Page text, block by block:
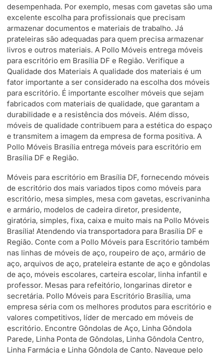
desempenhada. Por exemplo, mesas com gavetas são uma
excelente escolha para profissionais que precisam
armazenar documentos e materiais de trabalho. Já
prateleiras são adequadas para quem precisa armazenar
livros e outros materiais. A Pollo Móveis entrega móveis
para escritório em Brasília DF e Região. Verifique a
Qualidade dos Materiais A qualidade dos materiais é um
fator importante a ser considerado na escolha dos móveis
para escritório. É importante escolher móveis que sejam
fabricados com materiais de qualidade, que garantam a
durabilidade e a resistência dos móveis. Além disso,
móveis de qualidade contribuem para a estética do espaço
e transmitem a imagem da empresa de forma positiva. A
Pollo Móveis Brasília entrega móveis para escritório em
Brasília DF e Região.
Móveis para escritório em Brasília DF, fornecendo móveis
de escritório dos mais variados tipos como móveis para
escritório, mesa simples, mesa com gavetas, escrivaninha
e armário, modelos de cadeira diretor, presidente,
giratória, simples, fixa, caixa e muito mais na Pollo Móveis
Brasília! Atendendo via transportadora para Brasília DF e
Região. Conte com a Pollo Móveis para Escritório também
nas linhas de móveis de aço, roupeiro de aço, armário de
aço, arquivos de aço, prateleira estante de aço e gôndolas
de aço, móveis escolares, carteira escolar, linha infantil e
professor. Mesas para refeitório, longarinas diretor e
secretária. Pollo Móveis para Escritório Brasília, uma
empresa séria com os melhores produtos para escritório e
valores competitivos, líder de mercado em móveis de
escritório. Encontre Gôndolas de Aço, Linha Gôndola
Parede, Linha Ponta de Gôndolas, Linha Gôndola Centro,
Linha Farmácia e Linha Gôndola de Canto. Navegue pelo